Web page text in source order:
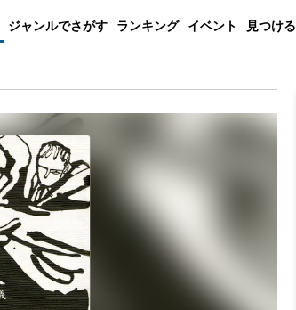
ジャンルでさがす ランキング イベント 見つける